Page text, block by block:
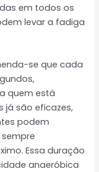
em todos os
levar a fadiga
se que cada
quem está
já são eficazes,
podem
Essa duração
anaeróbica